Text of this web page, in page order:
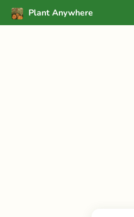
Plant Anywhere